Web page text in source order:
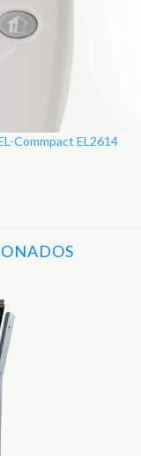
Commpact EL2614